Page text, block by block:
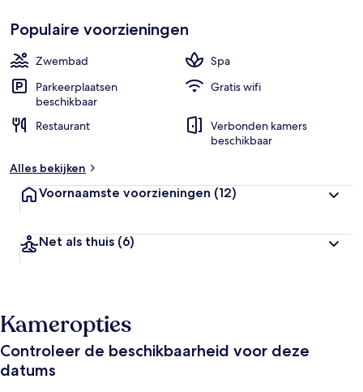
i
e
e
o
d
e
i
n
Populaire voorzieningen
Zwembad
Spa
Parkeerplaatsen
beschikbaar
Gratis wifi
Restaurant
Verbonden kamers
beschikbaar
Alles bekijken
Voornaamste voorzieningen (12)
Net als thuis (6)
Kameropties
Controleer de beschikbaarheid voor deze
datums